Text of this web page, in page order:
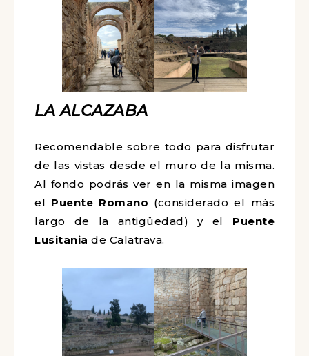
LA ALCAZABA
Recomendable sobre todo para disfrutar
de las vistas desde el muro de la misma.
Al fondo podrás ver en la misma imagen
el Puente Romano (considerado el más
largo de la antigüedad) y el Puente
Lusitania de Calatrava.